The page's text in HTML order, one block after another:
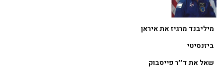
מיליבנד מרגיז את איראן
ביזנסיטי
שאל את ד׳׳ר פייסבוק